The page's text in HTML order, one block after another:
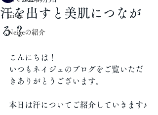
trivia
Neigeの紹介
汗を出すと美肌につなが
る？
こんにちは！
いつもネイジュのブログをご覧いただ
きありがとうございます。
本日は汗についてご紹介していきます♪